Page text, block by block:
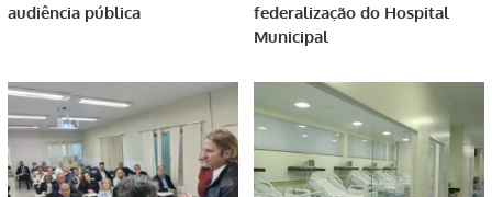
audiência pública
federalização do Hospital
Municipal